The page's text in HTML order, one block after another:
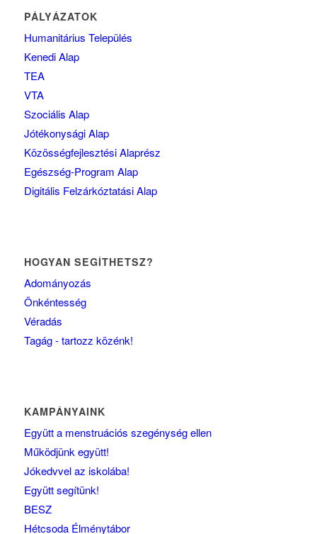
PÁLYÁZATOK
Humanitárius Település
Kenedi Alap
TEA
VTA
Szociális Alap
Jótékonysági Alap
Közösségfejlesztési Alaprész
Egészség-Program Alap
Digitális Felzárkóztatási Alap
HOGYAN SEGÍTHETSZ?
Adományozás
Önkéntesség
Véradás
Tagág - tartozz közénk!
KAMPÁNYAINK
Együtt a menstruációs szegénység ellen
Működjünk együtt!
Jókedvvel az iskolába!
Együtt segítünk!
BESZ
Hétcsoda Élménytábor